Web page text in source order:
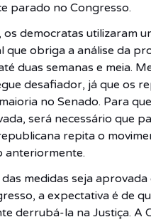
parado no Congresso.
os democratas utilizaram
que obriga a análise da
duas semanas e meia.
desafiador, já que os
no Senado. Para
será necessário que
repita o
anteriormente.
das medidas seja
a expectativa é de
derrubá-la na Justiça. A